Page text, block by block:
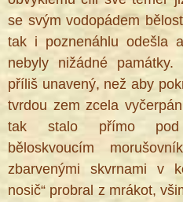
se svým vodopádem
tak i poznenáhlu odešla
nebyly nižádné
příliš unavený, než aby
tvrdou zem zcela
tak stalo přímo pod
běloskvoucím
zbarvenými skvrnami v
nosič“ probral z mrákot,